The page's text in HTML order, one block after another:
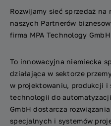
Rozwijamy sieć sprzedaż
naszych Partnerów
firma MPA Technology
To innowacyjna niemiecka
działająca w sektorze
w projektowaniu, produkcji i
technologii do
GmbH dostarcza
specjalnych i systemów